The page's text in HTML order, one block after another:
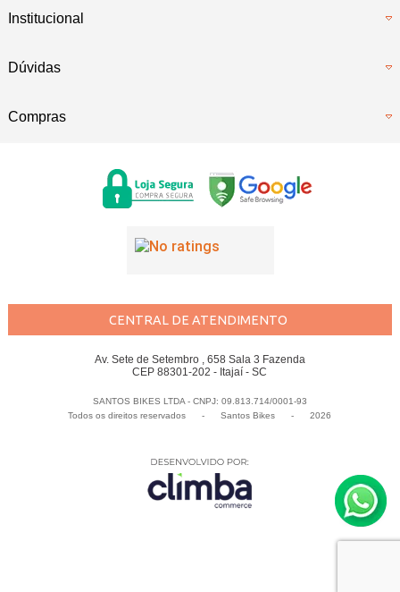
Institucional
Dúvidas
Compras
CENTRAL DE ATENDIMENTO
Av. Sete de Setembro , 658 Sala 3 Fazenda
CEP 88301-202 - Itajaí - SC
SANTOS BIKES LTDA - CNPJ: 09.813.714/0001-93
Todos os direitos reservados
- Santos Bikes - 2026